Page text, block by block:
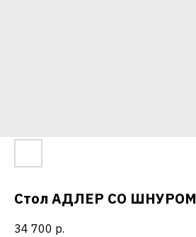
Стол АДЛЕР СО ШНУРОМ
34 700 р.